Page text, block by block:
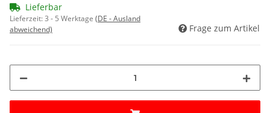
Lieferbar
Lieferzeit:3 - 5 Werktage (DE - Ausland
abweichend)
Frage zum Artikel